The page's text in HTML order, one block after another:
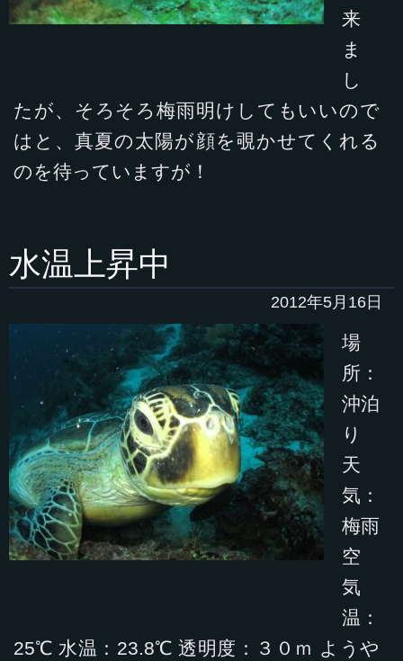
来
ま
し
たが、そろそろ梅雨明けしてもいいので
はと、真夏の太陽が顔を覗かせてくれる
のを待っていますが！
水温上昇中
2012年5月16日
場
所：
沖泊
り
天
気：
梅雨
空
気
温：
25℃ 水温：23.8℃ 透明度：３０ｍ ようや